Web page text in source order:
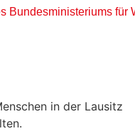
in der Lausitz